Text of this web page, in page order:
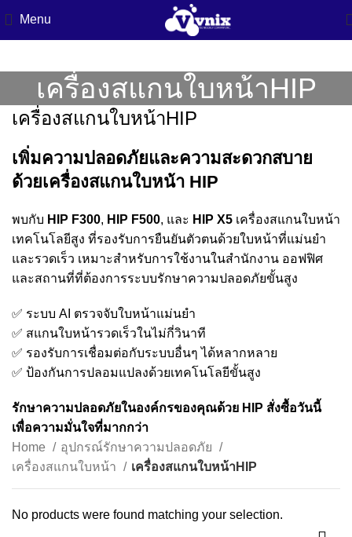
Menu
เครื่องสแกนใบหน้าHIP
เครื่องสแกนใบหน้าHIP
เพิ่มความปลอดภัยและความสะดวกสบาย
ด้วยเครื่องสแกนใบหน้า HIP
พบกับ HIP F300, HIP F500, และ HIP X5 เครื่องสแกนใบหน้า
เทคโนโลยีสูง ที่รองรับการยืนยันตัวตนด้วยใบหน้าที่แม่นยำ
และรวดเร็ว เหมาะสำหรับการใช้งานในสำนักงาน ออฟฟิศ
และสถานที่ที่ต้องการระบบรักษาความปลอดภัยขั้นสูง
✅ ระบบ AI ตรวจจับใบหน้าแม่นยำ
✅ สแกนใบหน้ารวดเร็วในไม่กี่วินาที
✅ รองรับการเชื่อมต่อกับระบบอื่นๆ ได้หลากหลาย
✅ ป้องกันการปลอมแปลงด้วยเทคโนโลยีขั้นสูง
รักษาความปลอดภัยในองค์กรของคุณด้วย HIP สั่งซื้อวันนี้
เพื่อความมั่นใจที่มากกว่า
Home
อุปกรณ์รักษาความปลอดภัย
เครื่องสแกนใบหน้า
เครื่องสแกนใบหน้าHIP
No products were found matching your selection.